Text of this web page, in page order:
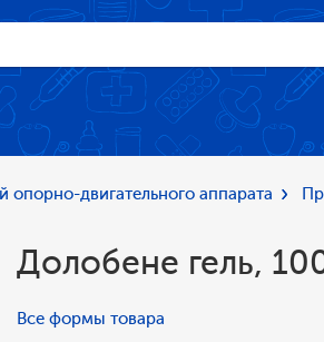
опорно-двигательного аппарата
Долобене гель,
Все формы товара